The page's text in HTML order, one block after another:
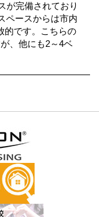
が完備されており
ペースからは市内
的です。こちらの
、他にも2～4ベ